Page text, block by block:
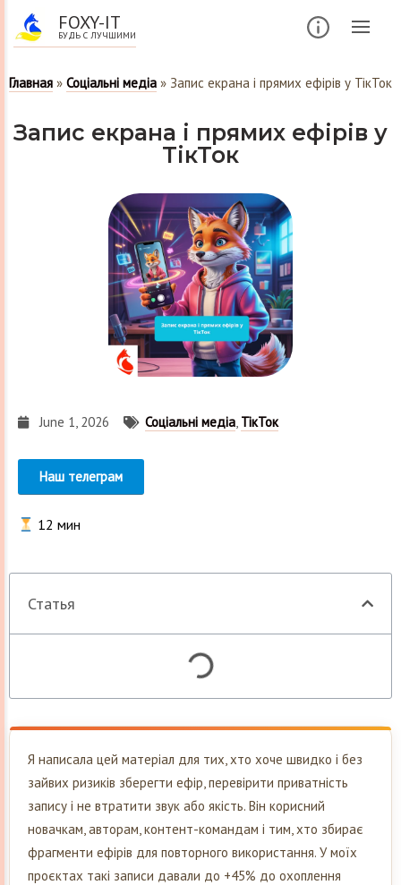
FOXY-IT
БУДЬ С ЛУЧШИМИ
Главная » Соціальні медіа » Запис екрана і прямих ефірів у ТікТок
Запис екрана і прямих ефірів у
ТікТок
June 1, 2026 Соціальні медіа, ТікТок
Наш телеграм
12 мин
Статья
Я написала цей матеріал для тих, хто хоче швидко і без
зайвих ризиків зберегти ефір, перевірити приватність
запису і не втратити звук або якість. Він корисний
новачкам, авторам, контент-командам і тим, хто збирає
фрагменти ефірів для повторного використання. У моїх
проєктах такі записи давали до +45% до охоплення